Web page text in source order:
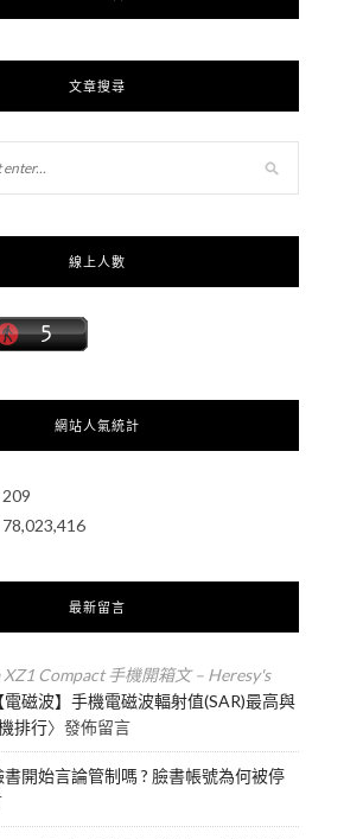
文章搜尋
線上人數
網站人氣統計
209
78,023,416
最新留言
XZ1 Compact 手機開箱文 – Heresy's
電磁波】手機電磁波輻射值(SAR)最高與
排行〉發佈留言
書開始言論管制嗎 ? 臉書帳號為何被停